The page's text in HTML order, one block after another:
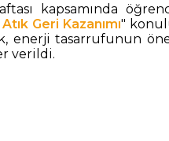
kapsamında
Geri Kazanımı"
enerji tasarrufunun
verildi.